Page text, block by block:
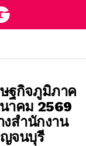
ฐกิจภูมิภาค
าคม 2569
งสำนักงาน
จนบุรี